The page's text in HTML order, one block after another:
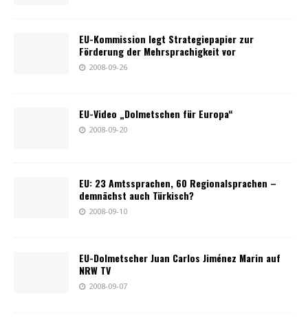
EU-Kommission legt Strategiepapier zur
Förderung der Mehrsprachigkeit vor
2008-09-26
EU-Video „Dolmetschen für Europa“
2008-09-20
EU: 23 Amtssprachen, 60 Regionalsprachen –
demnächst auch Türkisch?
2008-09-10
EU-Dolmetscher Juan Carlos Jiménez Marin auf
NRW TV
2008-09-07